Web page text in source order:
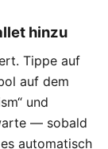
hinzu
Tippe auf
auf dem
und
— sobald
automatisch